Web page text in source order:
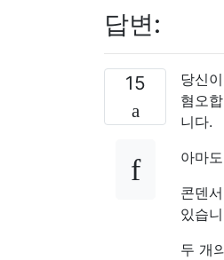
답변:
15
당신
혐오
니다.
아마
콘덴
있습
두 개